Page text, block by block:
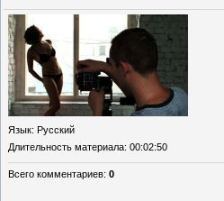
Язык: Русский
Длительность материала: 00:02:50
Всего комментариев: 0